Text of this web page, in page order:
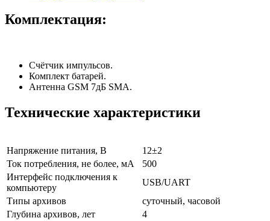
Комплектация:
Счётчик импульсов.
Комплект батарей.
Антенна GSM 7дБ SMA.
Технические характеристики
Напряжение питания, В
12±2
Ток потребления, не более, мА
500
Интерфейс подключения к
компьютеру
USB/UART
Типы архивов
суточный, часовой
Глубина архивов, лет
4